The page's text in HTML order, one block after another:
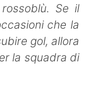
Se il
che la
gol, allora
la squadra di